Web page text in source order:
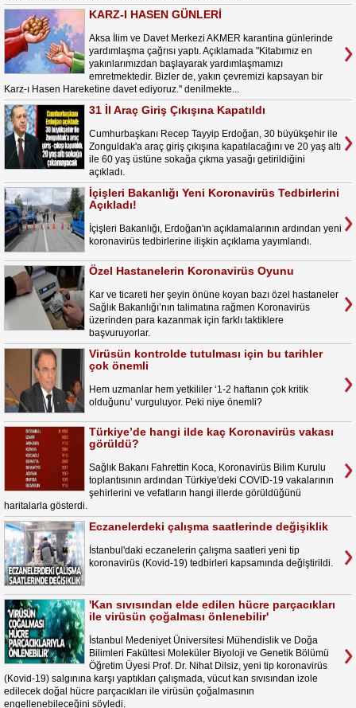
KARZ-I HASEN GÜNLERİ
Aksa İlim ve Davet Merkezi AKMER karantina günlerinde
yardımlaşma çağrısı yaptı. Açıklamada "Kitabımız en
yakınlarımızdan başlayarak yardımlaşmamızı
emretmektedir. Bizler de, yakın çevremizi kapsayan bir
Karz-ı Hasen Hareketine davet ediyoruz." denilmekte...
31 İl Araç Giriş Çıkışına Kapatıldı
Cumhurbaşkanı Recep Tayyip Erdoğan, 30 büyükşehir ile
Zonguldak'a araç giriş çıkışına kapatılacağını ve 20 yaş altı
ile 60 yaş üstüne sokağa çıkma yasağı getirildiğini
açıkladı.
İçişleri Bakanlığı Yeni Koronavirüs Tedbirlerini
Açıkladı!
İçişleri Bakanlığı, Erdoğan'ın açıklamalarının ardından yeni
koronavirüs tedbirlerine ilişkin açıklama yayımlandı.
Özel Hastanelerin Koronavirüs Oyunu
Kar ve ticareti her şeyin önüne koyan bazı özel hastaneler
Sağlık Bakanlığı’nın talimatına rağmen Koronavirüs
üzerinden para kazanmak için farklı taktiklere
başvuruyorlar.
Virüsün kontrolde tutulması için bu tarihler
çok önemli
Hem uzmanlar hem yetkililer ‘1-2 haftanın çok kritik
olduğunu’ vurguluyor. Peki niye önemli?
Türkiye’de hangi ilde kaç Koronavirüs vakası
görüldü?
Sağlık Bakanı Fahrettin Koca, Koronavirüs Bilim Kurulu
toplantısının ardından Türkiye'deki COVID-19 vakalarının
şehirlerini ve vefatların hangi illerde görüldüğünü
haritalarla gösterdi.
Eczanelerdeki çalışma saatlerinde değişiklik
İstanbul'daki eczanelerin çalışma saatleri yeni tip
koronavirüs (Kovid-19) tedbirleri kapsamında değiştirildi.
'Kan sıvısından elde edilen hücre parçacıkları
ile virüsün çoğalması önlenebilir'
İstanbul Medeniyet Üniversitesi Mühendislik ve Doğa
Bilimleri Fakültesi Moleküler Biyoloji ve Genetik Bölümü
Öğretim Üyesi Prof. Dr. Nihat Dilsiz, yeni tip koronavirüs
(Kovid-19) salgınına karşı yaptıkları çalışmada, vücut kan sıvısından izole
edilecek doğal hücre parçacıkları ile virüsün çoğalmasının
engellenebileceğini söyledi.